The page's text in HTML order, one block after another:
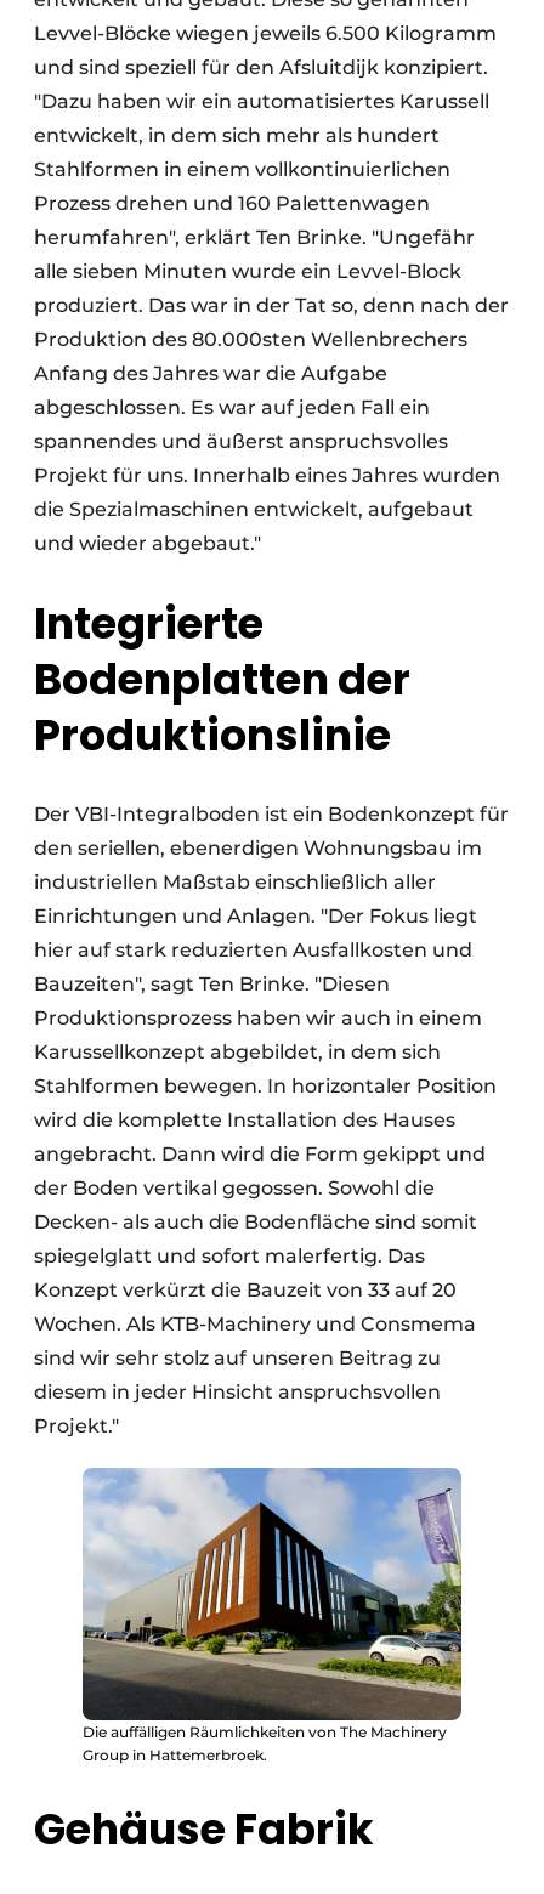
Levvel-Blöcke wiegen jeweils 6.500 Kilogramm
und sind speziell für den Afsluitdijk konzipiert.
"Dazu haben wir ein automatisiertes Karussell
entwickelt, in dem sich mehr als hundert
Stahlformen in einem vollkontinuierlichen
Prozess drehen und 160 Palettenwagen
herumfahren", erklärt Ten Brinke. "Ungefähr
alle sieben Minuten wurde ein Levvel-Block
produziert. Das war in der Tat so, denn nach der
Produktion des 80.000sten Wellenbrechers
Anfang des Jahres war die Aufgabe
abgeschlossen. Es war auf jeden Fall ein
spannendes und äußerst anspruchsvolles
Projekt für uns. Innerhalb eines Jahres wurden
die Spezialmaschinen entwickelt, aufgebaut
und wieder abgebaut."
Integrierte
Bodenplatten der
Produktionslinie
Der VBI-Integralboden ist ein Bodenkonzept für
den seriellen, ebenerdigen Wohnungsbau im
industriellen Maßstab einschließlich aller
Einrichtungen und Anlagen. "Der Fokus liegt
hier auf stark reduzierten Ausfallkosten und
Bauzeiten", sagt Ten Brinke. "Diesen
Produktionsprozess haben wir auch in einem
Karussellkonzept abgebildet, in dem sich
Stahlformen bewegen. In horizontaler Position
wird die komplette Installation des Hauses
angebracht. Dann wird die Form gekippt und
der Boden vertikal gegossen. Sowohl die
Decken- als auch die Bodenfläche sind somit
spiegelglatt und sofort malerfertig. Das
Konzept verkürzt die Bauzeit von 33 auf 20
Wochen. Als KTB-Machinery und Consmema
sind wir sehr stolz auf unseren Beitrag zu
diesem in jeder Hinsicht anspruchsvollen
Projekt."
Die auffälligen Räumlichkeiten von The Machinery
Group in Hattemerbroek.
Gehäuse Fabrik